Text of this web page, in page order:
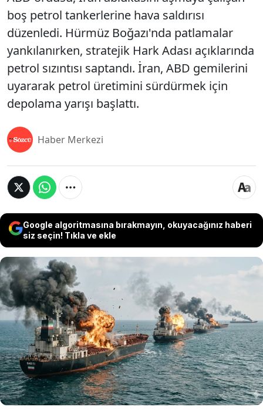
boş petrol tankerlerine hava saldırısı
düzenledi. Hürmüz Boğazı'nda patlamalar
yankılanırken, stratejik Hark Adası açıklarında
petrol sızıntısı saptandı. İran, ABD gemilerini
uyararak petrol üretimini sürdürmek için
depolama yarışı başlattı.
Haber Merkezi
Google algoritmasına bırakmayın, okuyacağınız haberi
siz seçin! Tıkla ve ekle
ABD ordusu, İran ablukasını aşmaya çalışan boş
petrol tankerlerine hava saldırısı düzenledi.
Hürmüz Boğazı'nda patlamalar yankılanırken,
stratejik Hark Adası açıklarında petrol sızıntısı
saptandı. İran, ABD gemilerini uyararak petrol
üretimini sürdürmek için depolama yarışı
başlattı.